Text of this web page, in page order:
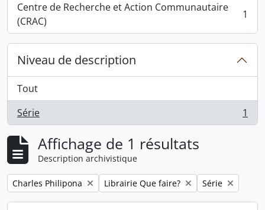
Centre de Recherche et Action Communautaire
(CRAC)
, 1 résultats 1
Niveau de description
Tout
Série
, 1 résultats 1
Affichage de 1 résultats
Description archivistique
Remove filter:
Charles Philipona Remove filter:
Librairie Que faire? Remove filter:
Série